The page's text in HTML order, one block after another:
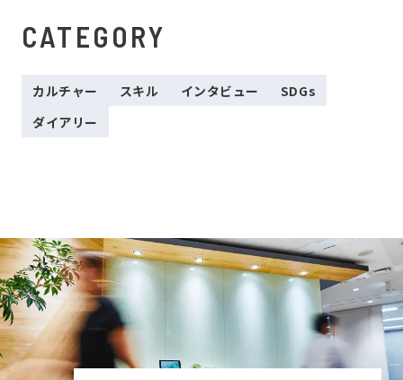
CATEGORY
カルチャー スキル インタビュー
SDGs
ダイアリー